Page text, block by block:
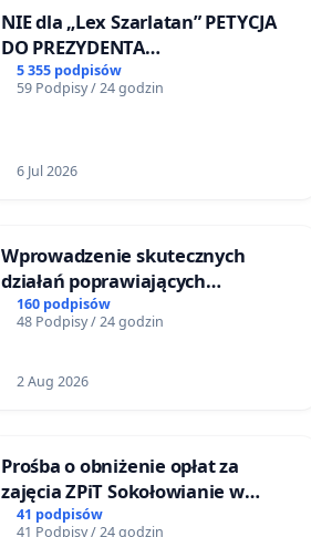
NIE dla „Lex Szarlatan” PETYCJA
DO PREZYDENTA
RZECZYPOSPOLITEJ POLSKIEJ
5 355 podpisów
59 Podpisy / 24 godzin
6 Jul 2026
Wprowadzenie skutecznych
działań poprawiających
bezpieczeństwo na ulicy
Żeromskiego w Otwocku
160 podpisów
48 Podpisy / 24 godzin
2 Aug 2026
Prośba o obniżenie opłat za
zajęcia ZPiT Sokołowianie w
Sokołowskim Ośrodku Kultury
41 podpisów
41 Podpisy / 24 godzin